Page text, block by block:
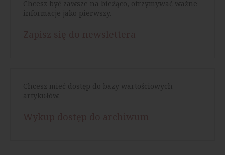
Chcesz być zawsze na bieżąco, otrzymywać ważne
informacje jako pierwszy.
Chcesz mieć dostęp do bazy wartościowych
artykułów.